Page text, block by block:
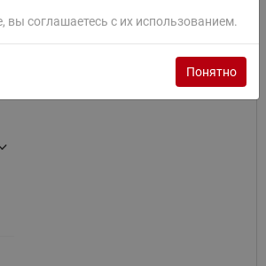
вы соглашаетесь с их использованием.
Понятно